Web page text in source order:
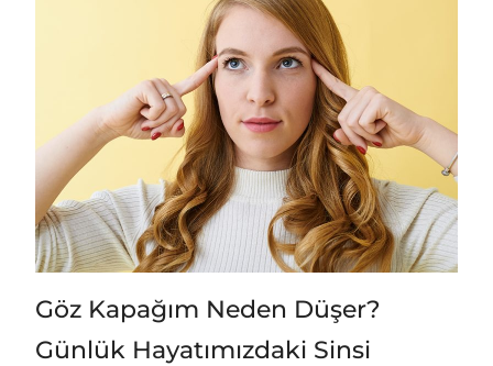
Göz Kapağım Neden Düşer?
Günlük Hayatımızdaki Sinsi